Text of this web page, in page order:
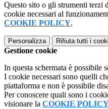
Questo sito o gli strumenti terzi
cookie necessari al
COOKIE POLICY.
Personalizza Rifiuta tutti i
Gestione cookie
In questa schermata è possibile
I cookie necessari sono quelli
piattaforma e non è possibile
Per conoscere quali sono i
visionare la COOKIE